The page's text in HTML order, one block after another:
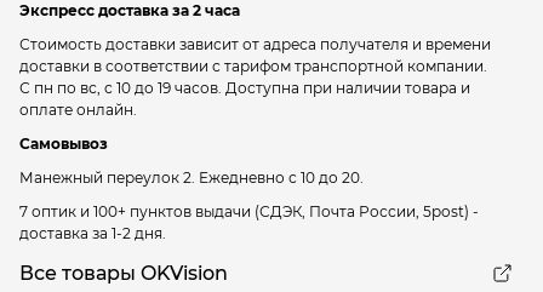
Экспресс доставка за 2 часа
Стоимость доставки зависит от адреса получателя и времени
доставки в соответствии с тарифом транспортной компании.
С пн по вс, с 10 до 19 часов. Доступна при наличии товара и
оплате онлайн.
Самовывоз
Манежный переулок 2. Ежедневно с 10 до 20.
7 оптик и 100+ пунктов выдачи (СДЭК, Почта России, 5post) -
доставка за 1-2 дня.
Все товары OKVision